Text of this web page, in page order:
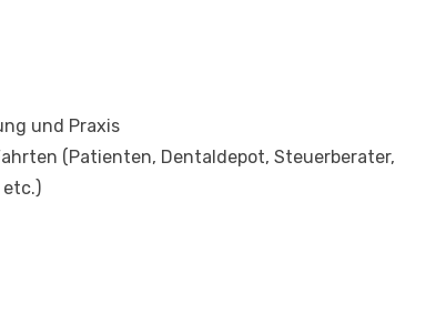
und Praxis
(Patienten, Dentaldepot, Steuerberater,
etc.)